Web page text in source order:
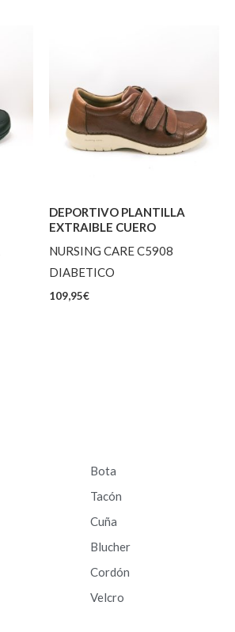
DEPORTIVO PLANTILLA
EXTRAIBLE CUERO
NURSING CARE C5908
DIABETICO
109,95€
Bota
Tacón
Cuña
Blucher
Cordón
Velcro